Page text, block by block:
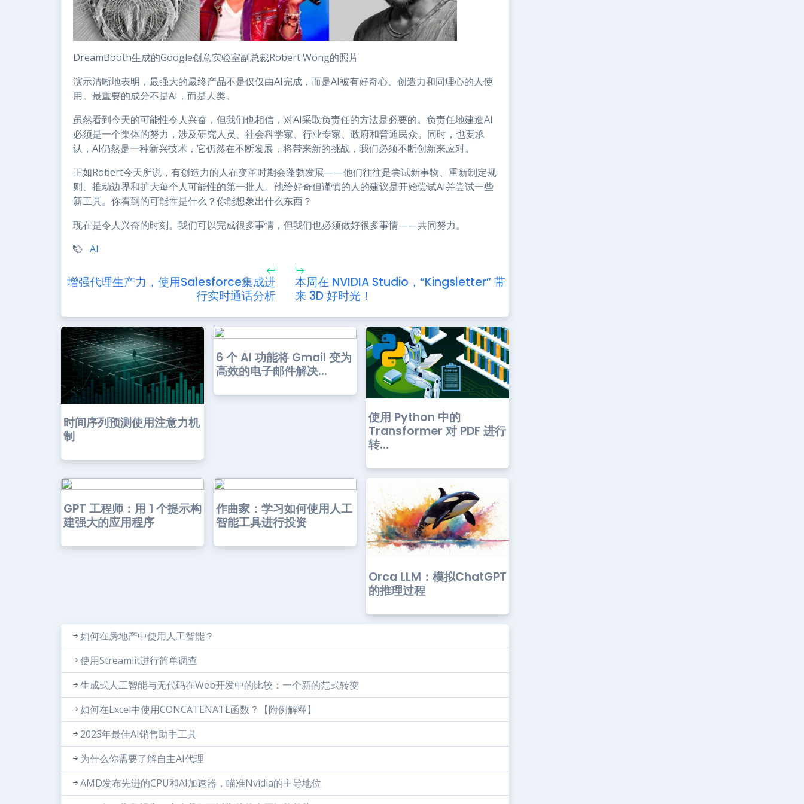
DreamBooth生成的Google创意实验室副总裁Robert Wong的照片
演示清晰地表明，最强大的最终产品不是仅仅由AI完成，而是AI被有好奇心、创造力和同理心的人使
用。最重要的成分不是AI，而是人类。
虽然看到今天的可能性令人兴奋，但我们也相信，对AI采取负责任的方法是必要的。负责任地建造AI
必须是一个集体的努力，涉及研究人员、社会科学家、行业专家、政府和普通民众。同时，也要承
认，AI仍然是一种新兴技术，它仍然在不断发展，将带来新的挑战，我们必须不断创新来应对。
正如Robert今天所说，有创造力的人在变革时期会蓬勃发展——他们往往是尝试新事物、重新制定规
则、推动边界和扩大每个人可能性的第一批人。他给好奇但谨慎的人的建议是开始尝试AI并尝试一些
新工具。你看到的可能性是什么？你能想象出什么东西？
现在是令人兴奋的时刻。我们可以完成很多事情，但我们也必须做好很多事情——共同努力。
AI
增强代理生产力，使用Salesforce集成进
行实时通话分析
本周在 NVIDIA Studio，“Kingsletter” 带
来 3D 好时光！
时间序列预测使用注意力机
制
6 个 AI 功能将 Gmail 变为
高效的电子邮件解决...
使用 Python 中的
Transformer 对 PDF 进行
转...
GPT 工程师：用 1 个提示构
建强大的应用程序
作曲家：学习如何使用人工
智能工具进行投资
Orca LLM：模拟ChatGPT
的推理过程
如何在房地产中使用人工智能？
使用Streamlit进行简单调查
生成式人工智能与无代码在Web开发中的比较：一个新的范式转变
如何在Excel中使用CONCATENATE函数？【附例解释】
2023年最佳AI销售助手工具
为什么你需要了解自主AI代理
AMD发布先进的CPU和AI加速器，瞄准Nvidia的主导地位